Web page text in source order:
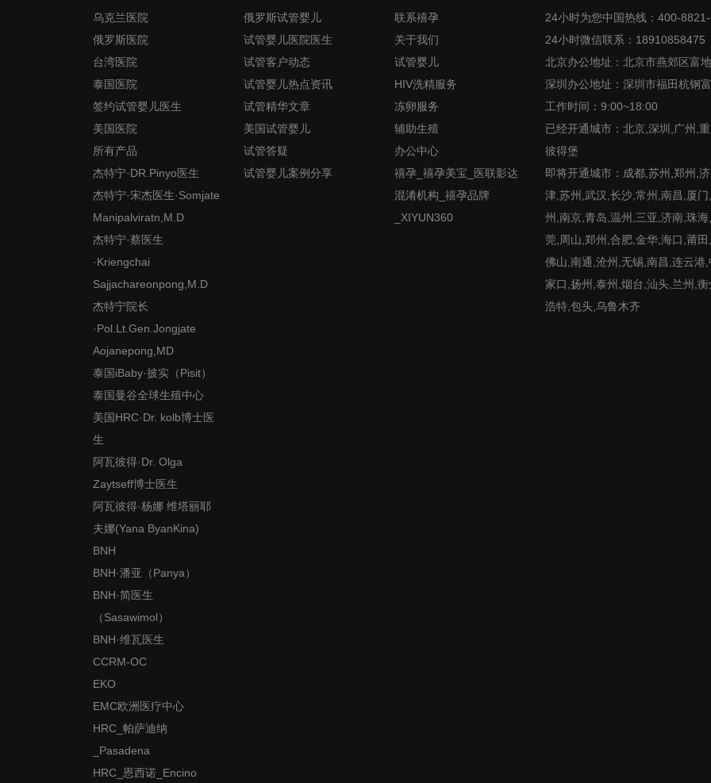
乌克兰医院
俄罗斯医院
台湾医院
泰国医院
签约试管婴儿医生
美国医院
所有产品
杰特宁·DR.Pinyo医生
杰特宁·宋杰医生·Somjate
Manipalviratn,M.D
杰特宁·蔡医生
·Kriengchai
Sajjachareonpong,M.D
杰特宁院长
·Pol.Lt.Gen.Jongjate
Aojanepong,MD
泰国iBaby·披实（Pisit）
泰国曼谷全球生殖中心
美国HRC·Dr. kolb博士医
生
阿瓦彼得·Dr. Olga
Zaytseff博士医生
阿瓦彼得·杨娜 维塔丽耶
夫娜(Yana ByanKina)
BNH
BNH·潘亚（Panya）
BNH·简医生
（Sasawimol）
BNH·维瓦医生
CCRM-OC
EKO
EMC欧洲医疗中心
HRC_帕萨迪纳
_Pasadena
HRC_恩西诺_Encino
俄罗斯试管婴儿
试管婴儿医院医生
试管客户动态
试管婴儿热点资讯
试管精华文章
美国试管婴儿
试管答疑
试管婴儿案例分享
联系禧孕
关于我们
试管婴儿
HIV洗精服务
冻卵服务
辅助生殖
办公中心
禧孕_禧孕美宝_医联影达
混淆机构_禧孕品牌
_XIYUN360
24小时为您中国热线：400-
24小时微信联系：18910858475
北京办公地址：北京市燕郊区富
深圳办公地址：深圳市福田杭钢
工作时间：9:00~18:00
已经开通城市：北京,深圳,广州,
彼得堡
即将开通城市：成都,苏州,郑州,
津,苏州,武汉,长沙,常州,南昌,厦
州,南京,青岛,温州,三亚,济南,珠
莞,周山,郑州,合肥,金华,海口,莆
佛山,南通,沧州,无锡,南昌,连云港
家口,扬州,泰州,烟台,汕头,兰州,
浩特,包头,乌鲁木齐